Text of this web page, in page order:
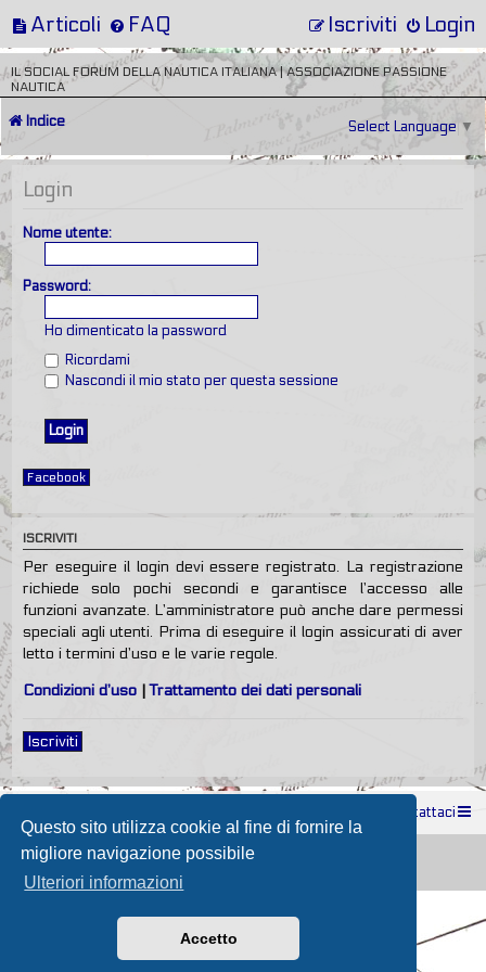
Questo sito utilizza cookie al fine di fornire la
migliore navigazione possibile
Ulteriori informazioni
Accetto
Articoli FAQ Login
Iscriviti
IL SOCIAL FORUM DELLA NAUTICA ITALIANA | ASSOCIAZIONE PASSIONE
NAUTICA
Indice Select Language ▼
Login
Nome utente:
Password:
Ho dimenticato la password
Ricordami
Nascondi il mio stato per questa sessione
Facebook
ISCRIVITI
Per eseguire il login devi essere registrato. La registrazione
richiede solo pochi secondi e garantisce l’accesso alle
funzioni avanzate. L’amministratore può anche dare permessi
speciali agli utenti. Prima di eseguire il login assicurati di aver
letto i termini d’uso e le varie regole.
Condizioni d’uso |Trattamento dei dati personali
Iscriviti
Contattaci
Powered byphpBB® Forum Software © phpBB Limited
Passione Nutica 2017 style created by
Traduzione Italiana